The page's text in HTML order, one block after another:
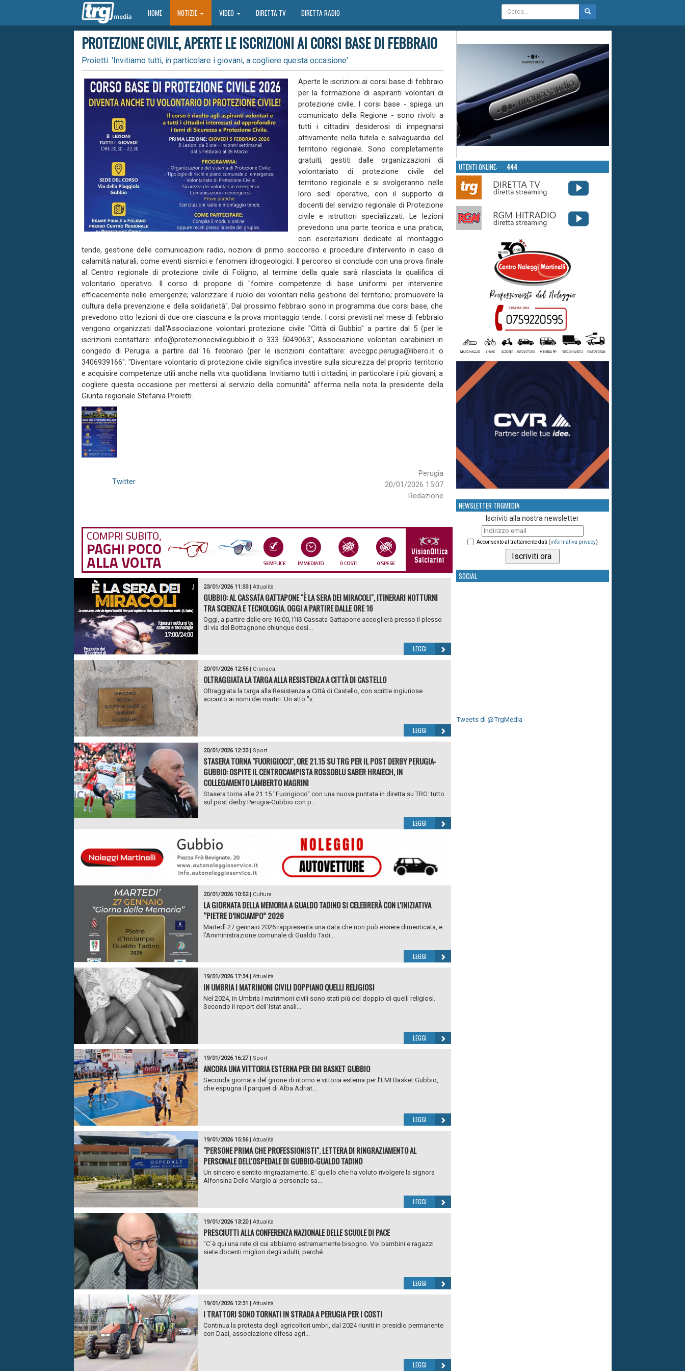
HOMEHOME NOTIZIE VIDEO DIRETTA TV DIRETTA RADIO
PROTEZIONE CIVILE, APERTE LE ISCRIZIONI AI CORSI BASE DI FEBBRAIO
Proietti: 'Invitiamo tutti, in particolare i giovani, a cogliere questa occasione'.
Aperte le iscrizioni ai corsi base di febbraio
per la formazione di aspiranti volontari di
protezione civile. I corsi base - spiega un
comunicato della Regione - sono rivolti a
tutti i cittadini desiderosi di impegnarsi
attivamente nella tutela e salvaguardia del
territorio regionale. Sono completamente
gratuiti, gestiti dalle organizzazioni di
volontariato di protezione civile del
territorio regionale e si svolgeranno nelle
loro sedi operative, con il supporto di
docenti del servizio regionale di Protezione
civile e istruttori specializzati. Le lezioni
prevedono una parte teorica e una pratica,
con esercitazioni dedicate al montaggio
tende, gestione delle comunicazioni radio, nozioni di primo soccorso e procedure d'intervento in caso di
calamità naturali, come eventi sismici e fenomeni idrogeologici. Il percorso si conclude con una prova finale
al Centro regionale di protezione civile di Foligno, al termine della quale sarà rilasciata la qualifica di
volontario operativo. Il corso di propone di "fornire competenze di base uniformi per intervenire
efficacemente nelle emergenze; valorizzare il ruolo dei volontari nella gestione del territorio; promuovere la
cultura della prevenzione e della solidarietà". Dal prossimo febbraio sono in programma due corsi base, che
prevedono otto lezioni di due ore ciascuna e la prova montaggio tende. I corsi previsti nel mese di febbraio
vengono organizzati dall'Associazione volontari protezione civile "Città di Gubbio" a partire dal 5 (per le
iscrizioni contattare: info@protezionecivilegubbio.it o 333 5049063", Associazione volontari carabinieri in
congedo di Perugia a partire dal 16 febbraio (per le iscrizioni contattare: avccgpc.perugia@libero.it o
3406939166". "Diventare volontario di protezione civile significa investire sulla sicurezza del proprio territorio
e acquisire competenze utili anche nella vita quotidiana. Invitiamo tutti i cittadini, in particolare i più giovani, a
cogliere questa occasione per mettersi al servizio della comunità" afferma nella nota la presidente della
Giunta regionale Stefania Proietti.
Perugia
20/01/2026 15:07
Redazione
Twitter
23/01/2026 11:33| Attualità
GUBBIO: AL CASSATA GATTAPONE "È LA SERA DEI MIRACOLI", ITINERARI NOTTURNI
TRA SCIENZA E TECNOLOGIA. OGGI A PARTIRE DALLE ORE 16
Oggi, a partire dalle ore 16:00, l’IIS Cassata Gattapone accoglierà presso il plesso
di via del Bottagnone chiunque desi...
LEGGI
20/01/2026 12:56| Cronaca
OLTRAGGIATA LA TARGA ALLA RESISTENZA A CITTÀ DI CASTELLO
Oltraggiata la targa alla Resistenza a Città di Castello, con scritte ingiuriose
accanto ai nomi dei martiri. Un atto "v...
LEGGI
20/01/2026 12:33| Sport
STASERA TORNA "FUORIGIOCO", ORE 21.15 SU TRG PER IL POST DERBY PERUGIA-
GUBBIO: OSPITE IL CENTROCAMPISTA ROSSOBLU SABER HRAIECH, IN
COLLEGAMENTO LAMBERTO MAGRINI
Stasera torna alle 21.15 "Fuorigioco" con una nuova puntata in diretta su TRG: tutto
sul post derby Perugia-Gubbio con p...
LEGGI
20/01/2026 10:52| Cultura
LA GIORNATA DELLA MEMORIA A GUALDO TADINO SI CELEBRERÀ CON L’INIZIATIVA
“PIETRE D’INCIAMPO” 2026
Martedì 27 gennaio 2026 rappresenta una data che non può essere dimenticata, e
l’Amministrazione comunale di Gualdo Tadi...
LEGGI
19/01/2026 17:34| Attualità
IN UMBRIA I MATRIMONI CIVILI DOPPIANO QUELLI RELIGIOSI
Nel 2024, in Umbria i matrimoni civili sono stati più del doppio di quelli religiosi.
Secondo il report dell`Istat anali...
LEGGI
19/01/2026 16:27| Sport
ANCORA UNA VITTORIA ESTERNA PER EMI BASKET GUBBIO
Seconda giornata del girone di ritorno e vittoria esterna per l’EMI Basket Gubbio,
che espugna il parquet di Alba Adriat...
LEGGI
19/01/2026 15:56| Attualità
"PERSONE PRIMA CHE PROFESSIONISTI". LETTERA DI RINGRAZIAMENTO AL
PERSONALE DELL'OSPEDALE DI GUBBIO-GUALDO TADINO
Un sincero e sentito ringraziamento. E` quello che ha voluto rivolgere la signora
Alfonsina Dello Margio al personale sa...
LEGGI
19/01/2026 13:20| Attualità
PRESCIUTTI ALLA CONFERENZA NAZIONALE DELLE SCUOLE DI PACE
"C`è qui una rete di cui abbiamo estremamente bisogno. Voi bambini e ragazzi
siete docenti migliori degli adulti, perché...
LEGGI
19/01/2026 12:31 | Attualità
I TRATTORI SONO TORNATI IN STRADA A PERUGIA PER I COSTI
Continua la protesta degli agricoltori umbri, dal 2024 riuniti in presidio permanente
con Daai, associazione difesa agri...
LEGGI
UTENTI ONLINE: 444
NEWSLETTER TRGMEDIA
Iscriviti alla nostra newsletter
Acconsento al trattamento dati (informativa privacy)
SOCIAL
Tweets di @TrgMedia